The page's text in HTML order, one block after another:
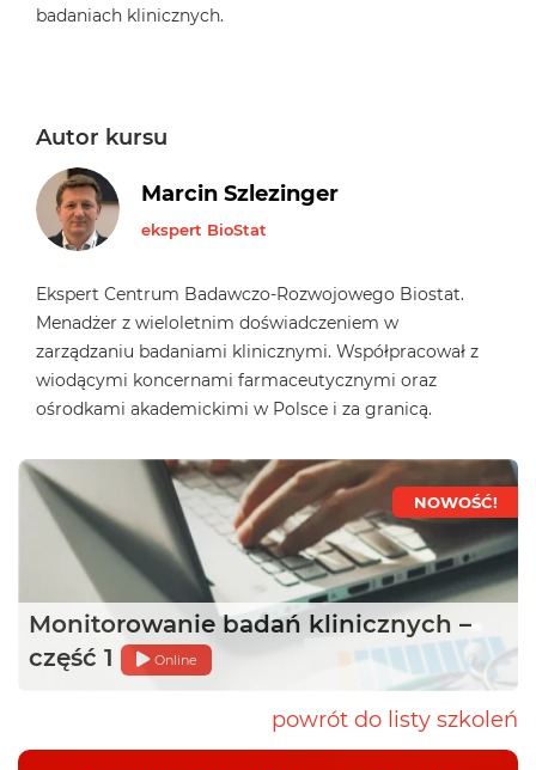
badaniach klinicznych.
Autor kursu
Marcin Szlezinger
ekspert BioStat
Ekspert Centrum Badawczo-Rozwojowego Biostat.
Menadżer z wieloletnim doświadczeniem w
zarządzaniu badaniami klinicznymi. Współpracował z
wiodącymi koncernami farmaceutycznymi oraz
ośrodkami akademickimi w Polsce i za granicą.
NOWOŚĆ!
Monitorowanie badań klinicznych –
część 1
Online
powrót do listy szkoleń